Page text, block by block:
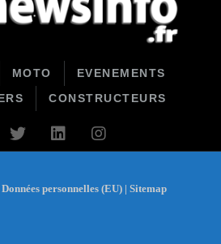
MOTO
EVENEMENTS
CONSTRUCTEURS
Données personnelles (EU) | Sitemap